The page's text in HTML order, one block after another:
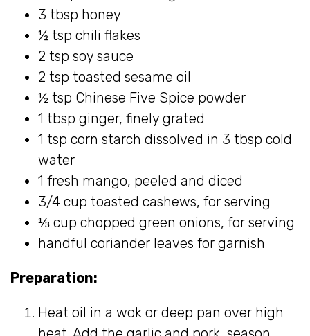
3 tbsp honey
½ tsp chili flakes
2 tsp soy sauce
2 tsp toasted sesame oil
½ tsp Chinese Five Spice powder
1 tbsp ginger, finely grated
1 tsp corn starch dissolved in 3 tbsp cold
water
1 fresh mango, peeled and diced
3/4 cup toasted cashews, for serving
⅓ cup chopped green onions, for serving
handful coriander leaves for garnish
Preparation:
Heat oil in a wok or deep pan over high